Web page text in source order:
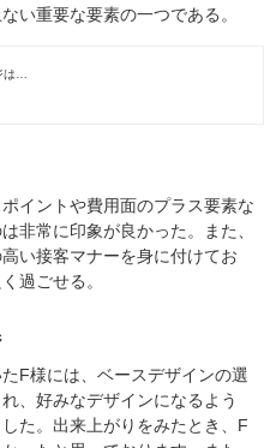
い重要な要素の一つである。
は…
イントや費用面のプラス要素な
非常に印象が良かった。また、
い接客マナーを身に付けてお
過ごせる。
F様には、ベースデザインの選
、好みなデザインになるよう
た。出来上がりをみたとき、F